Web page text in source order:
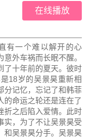
在线播放
有一个难以解开的心
外车祸而长眠不醒。
了十年前的夏天。彼时
18岁的吴景昊重新相
分记忆，忘记了和韩菲
的命运之轮还是连在了
折之后陷入爱情。此时
实，为了不让吴景昊受
和吴景昊分手。吴景昊